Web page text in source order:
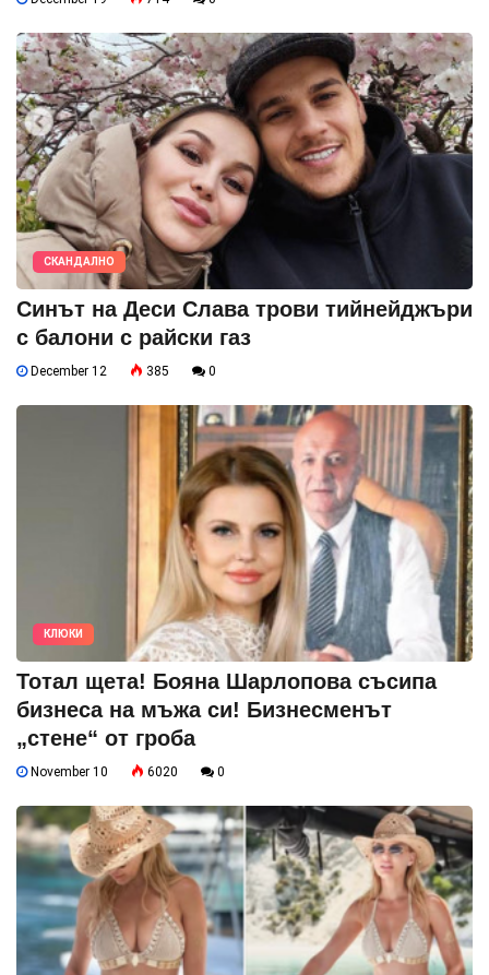
СКАНДАЛНО
Синът на Деси Слава трови тийнейджъри
с балони с райски газ
December 12 385 0
КЛЮКИ
Тотал щета! Бояна Шарлопова съсипа
бизнеса на мъжа си! Бизнесменът
„стене“ от гроба
November 10 6020 0